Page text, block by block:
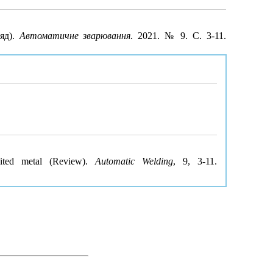
Автоматичне зварювання. 2021. № 9. С. 3-11.
metal (Review).Automatic Welding, 9, 3-11.